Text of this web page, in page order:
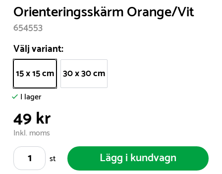
1
of
1
Orienteringsskärm Orange/Vit
654553
Välj variant:
15 x 15 cm 30 x 30 cm
I lager
49 kr
Inkl. moms
st
Lägg i kundvagn